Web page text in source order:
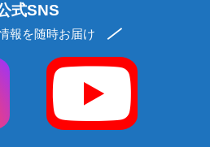
式SNS
報を随時お届け